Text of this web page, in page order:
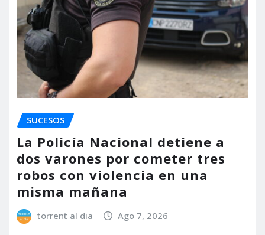
SUCESOS
La Policía Nacional detiene a
dos varones por cometer tres
robos con violencia en una
misma mañana
torrent al dia Ago 7, 2026